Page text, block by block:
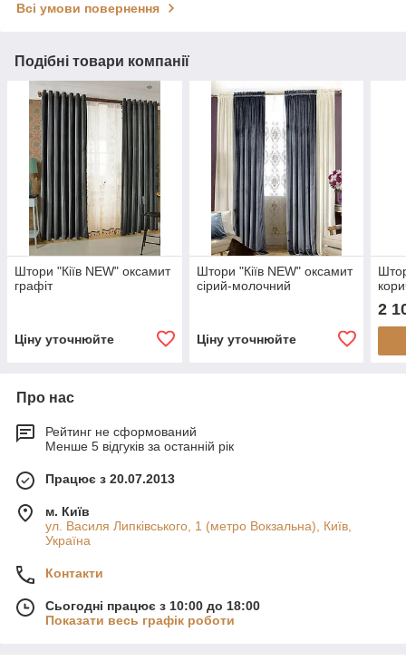
Всі умови повернення
Подібні товари компанії
Штори "Кіїв NEW" оксамит
графіт
Ціну уточнюйте
Штори "Кіїв NEW" оксамит
сірий-молочний
Ціну уточнюйте
2
Про нас
Рейтинг не сформований
Менше 5 відгуків за останній рік
Працює з 20.07.2013
м. Київ
ул. Василя Липківського, 1 (метро Вокзальна), Київ,
Україна
Контакти
Сьогодні працює з 10:00 до 18:00
Показати весь графік роботи